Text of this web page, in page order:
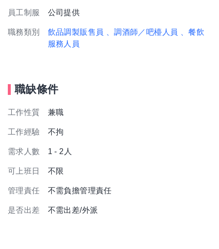
員工制服 公司提供
職務類別 飲品調製販售員 、調酒師／吧檯人員
、餐飲
服務人員
職缺條件
工作性質 兼職
工作經驗 不拘
需求人數 1 - 2人
可上班日 不限
管理責任 不需負擔管理責任
是否出差 不需出差/外派